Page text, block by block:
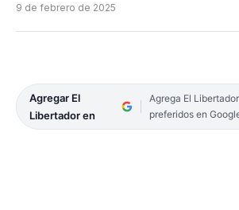
9 de febrero de 2025
Agregar El
Libertador en
Agrega El
preferidos en